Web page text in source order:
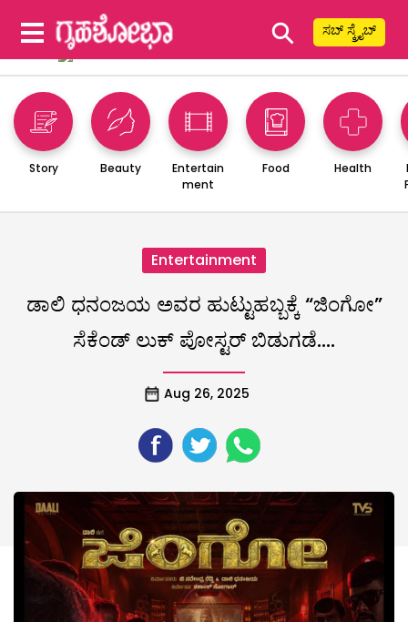
⚲ ಸಬ್ ಸ್ಕ್ರೈಬ್
Story Beauty
Entertain
ment
Food Health
Entertainment
ಡಾಲಿ ಧನಂಜಯ ಅವರ ಹುಟ್ಟುಹಬ್ಬಕ್ಕೆ “ಜಿಂಗೋ”
ಸೆಕೆಂಡ್ ಲುಕ್ ಪೋಸ್ಟರ್ ಬಿಡುಗಡೆ….
Aug 26, 2025